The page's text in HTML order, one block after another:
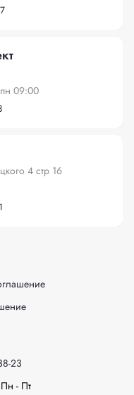
пн 09:00
4 стр 16
23
- Пт